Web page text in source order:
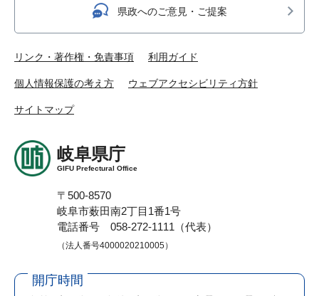
県政へのご意見・ご提案
リンク・著作権・免責事項 利用ガイド
個人情報保護の考え方 ウェブアクセシビリティ方針
サイトマップ
岐阜県庁
GIFU Prefectural Office
〒500-8570
岐阜市薮田南2丁目1番1号
電話番号 058-272-1111（代表）
（法人番号4000020210005）
開庁時間